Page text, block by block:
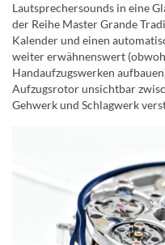
Lautsprechersounds in eine
der Reihe Master Grande
Kalender und einen
weiter erwähnenswert
Handaufzugswerken
Aufzugsrotor unsichtbar
Gehwerk und Schlagwerk